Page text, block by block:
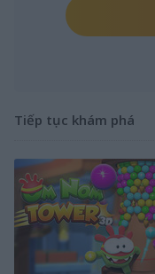
Tiếp tục khám phá